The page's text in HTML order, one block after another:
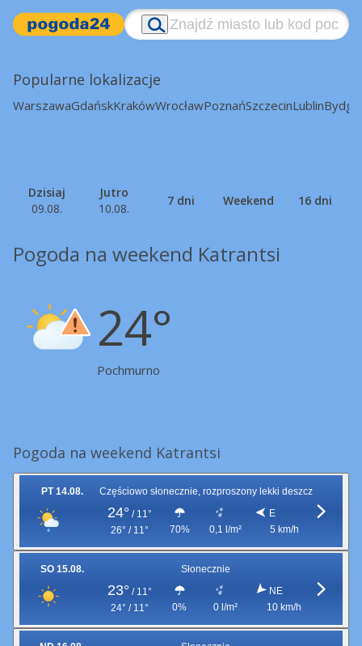
Popularne lokalizacje
WarszawaGdańskKrakówWrocławPoznańSzczecinLublin
Dzisiaj
09.08.
Jutro
10.08.
7 dni Weekend 16 dni
Pogoda na weekend Katrantsi
24°
Pochmurno
Pogoda na weekend Katrantsi
PT 14.08. Częściowo słonecznie, rozproszony lekki deszcz
24° / 11°
26° / 11°
70% 0,1 l/m²
E
5 km/h
SO 15.08. Słonecznie
23° / 11°
24° / 11°
0% 0 l/m²
NE
10 km/h